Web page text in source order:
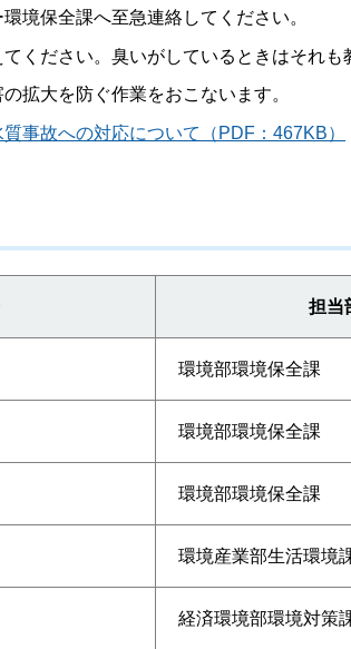
境保全課へ至急連絡してください。
ください。臭いがしているときはそれも
拡大を防ぐ作業をおこないます。
質事故への対応について（PDF：467KB）
担当
環境部環境保全課
環境部環境保全課
環境部環境保全課
環境産業部生活環境
経済環境部環境対策